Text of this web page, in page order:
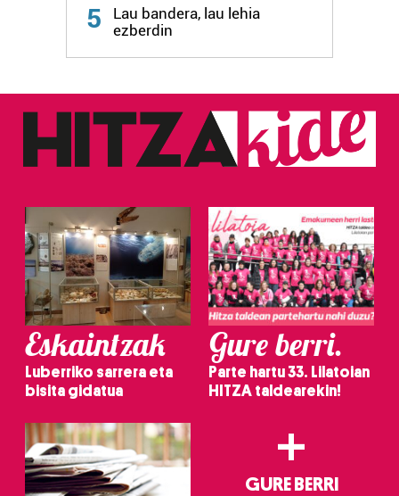
fitxategiak erabiltzen ditu. Zure esperientzia eta
zerbitzuak hobetzeko asmoz, cookie teknologiaz
baliatzen gara. Ohar hau onartuz gero, teknologia hori
5
Lau bandera, lau lehia
ezberdin
Eskaintzak
Luberriko sarrera eta
bisita gidatua
Gure berri.
Parte hartu 33. Lilatoian
HITZA taldearekin!
+
GURE BERRI